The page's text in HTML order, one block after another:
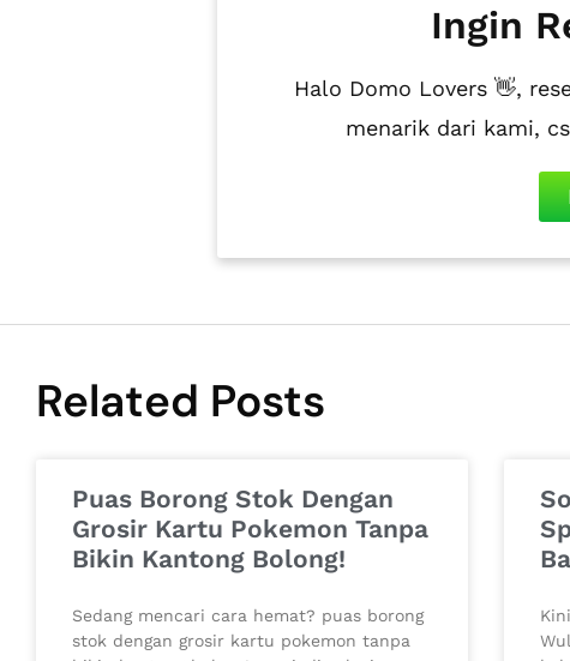
Ingin
Halo Domo Lovers 👋,
menarik dari kami,
Related Posts
Puas Borong Stok Dengan
Grosir Kartu Pokemon Tanpa
Bikin Kantong Bolong!
Sedang mencari cara hemat? puas borong
stok dengan grosir kartu pokemon tanpa